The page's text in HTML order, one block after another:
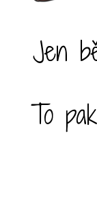
Jen
To